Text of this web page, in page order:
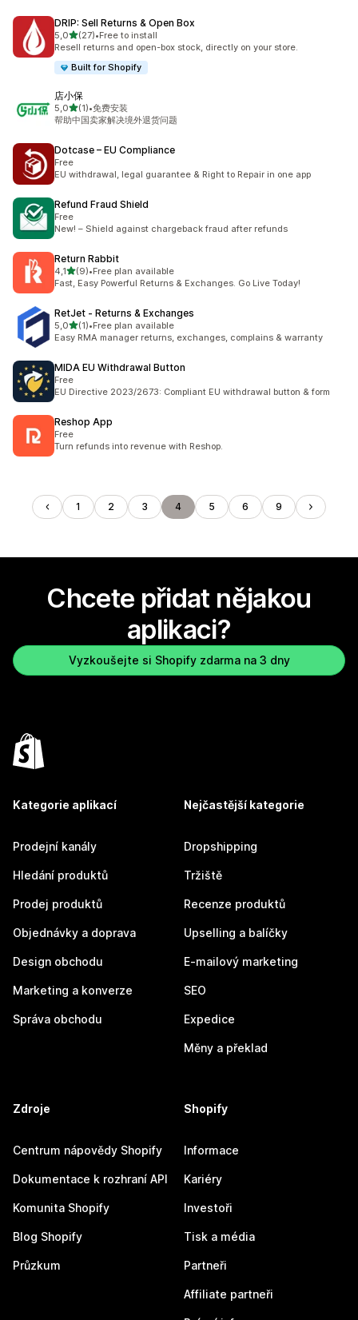
DRIP: Sell Returns & Open Box
5,0z 5 hvězd
(27)
Celkový počet recenzí: 27
•Free to install
Resell returns and open-box stock, directly on your store.
Built for Shopify
店小保
5,0z 5 hvězd
(1)
Celkový počet recenzí: 1
•免费安装
帮助中国卖家解决境外退货问题
Dotcase – EU Compliance
Free
EU withdrawal, legal guarantee & Right to Repair in one app
Refund Fraud Shield
Free
New! – Shield against chargeback fraud after refunds
Return Rabbit
4,1z 5 hvězd
(9)
Celkový počet recenzí: 9
•Free plan available
Fast, Easy Powerful Returns & Exchanges. Go Live Today!
RetJet ‑ Returns & Exchanges
5,0z 5 hvězd
(1)
Celkový počet recenzí: 1
•Free plan available
Easy RMA manager returns, exchanges, complains & warranty
MIDA EU Withdrawal Button
Free
EU Directive 2023/2673: Compliant EU withdrawal button & form
Reshop App
Free
Turn refunds into revenue with Reshop.
1 2 3 4 5 6 9
Chcete přidat nějakou
aplikaci?
Vyzkoušejte si Shopify zdarma na 3 dny
Kategorie aplikací
Prodejní kanály
Hledání produktů
Prodej produktů
Objednávky a doprava
Design obchodu
Marketing a konverze
Správa obchodu
Nejčastější kategorie
Dropshipping
Tržiště
Recenze produktů
Upselling a balíčky
E-mailový marketing
SEO
Expedice
Měny a překlad
Zdroje
Centrum nápovědy Shopify
Dokumentace k rozhraní API
Komunita Shopify
Blog Shopify
Průzkum
Shopify
Informace
Kariéry
Investoři
Tisk a média
Partneři
Affiliate partneři